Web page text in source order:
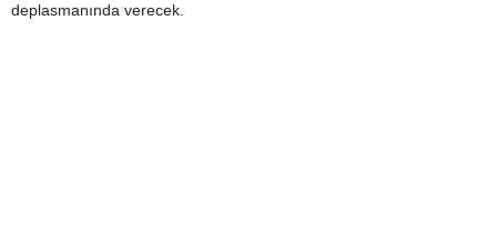
deplasmanında verecek.